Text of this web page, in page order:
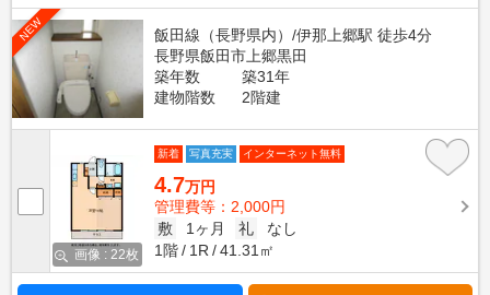
NEW
飯田線（長野県内）/伊那上郷駅 徒歩4分
長野県飯田市上郷黒田
築年数
築31年
建物階数
2階建
画像 : 22枚
新着 写真充実 インターネット無料
4.7万円
管理費等：2,000円
敷
1ヶ月 礼
なし
1階
1R 41.31㎡